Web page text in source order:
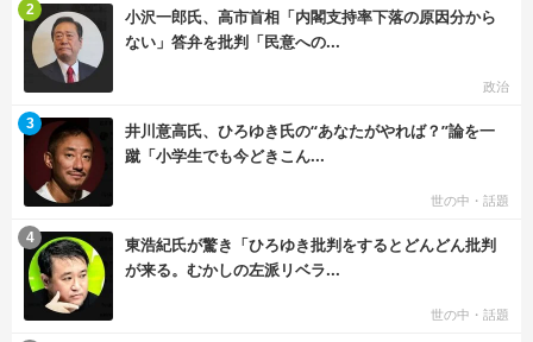
小沢一郎氏、高市首相「内閣支持率下落の原因分から
ない」答弁を批判「民意への...
政治
2
井川意高氏、ひろゆき氏の“あなたがやれば？”論を一
蹴「小学生でも今どきこん...
世の中・話題
3
東浩紀氏が驚き「ひろゆき批判をするとどんどん批判
が来る。むかしの左派リベラ...
世の中・話題
4